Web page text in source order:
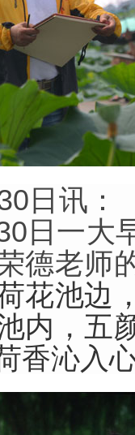
日讯：
日一大
德老师
花池边
内，五
香沁入